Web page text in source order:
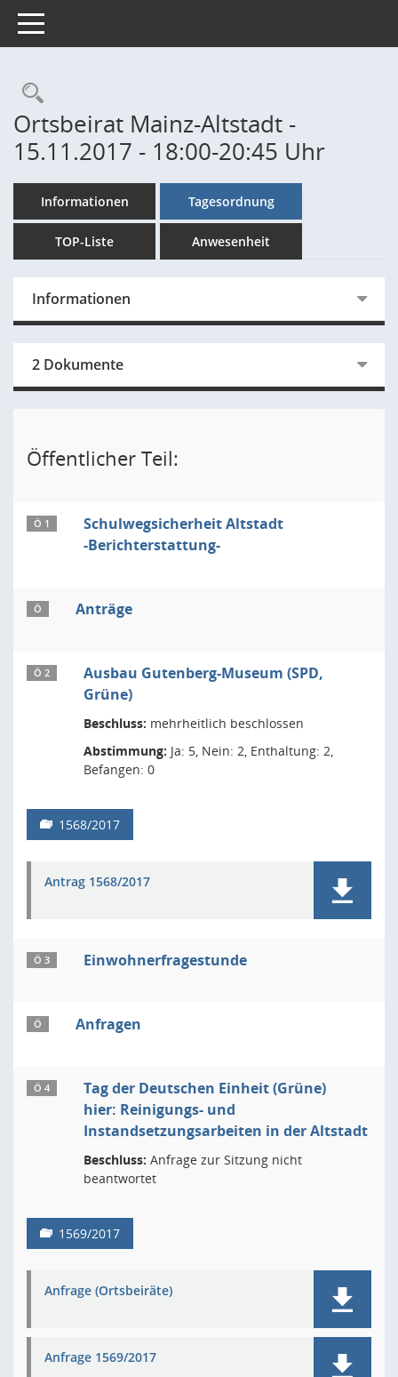
Toggle navigation
Rechercheauswahl
Ortsbeirat Mainz-Altstadt -
15.11.2017 - 18:00-20:45 Uhr
Informationen Tagesordnung
TOP-Liste Anwesenheit
Informationen
2 Dokumente
Öffentlicher Teil:
Ö 1
Schulwegsicherheit Altstadt
-Berichterstattung-
Ö Anträge
Ö 2
Ausbau Gutenberg-Museum (SPD,
Grüne)
Beschluss: mehrheitlich beschlossen
Abstimmung: Ja: 5, Nein: 2, Enthaltung: 2,
Befangen: 0
1568/2017
Antrag 1568/2017
Ö 3 Einwohnerfragestunde
Ö Anfragen
Ö 4
Tag der Deutschen Einheit (Grüne)
hier: Reinigungs- und
Instandsetzungsarbeiten in der Altstadt
Beschluss: Anfrage zur Sitzung nicht
beantwortet
1569/2017
Anfrage (Ortsbeiräte)
Anfrage 1569/2017